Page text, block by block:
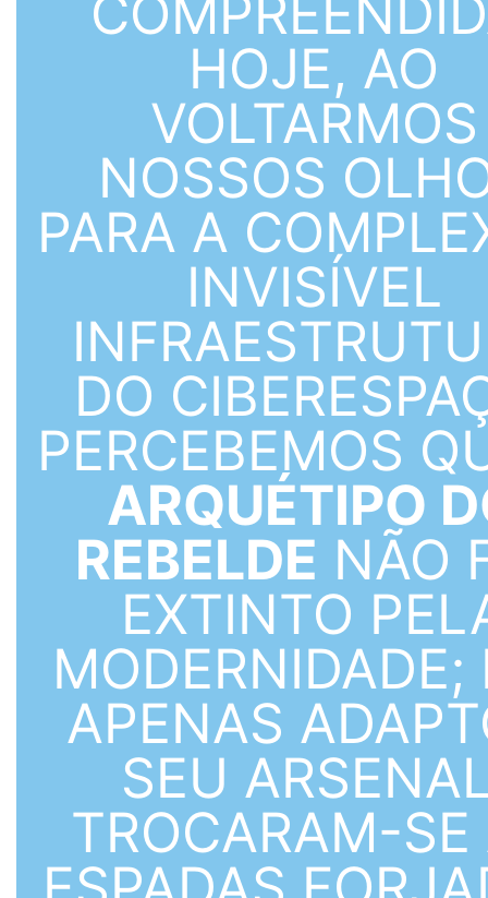
HOJE, AO
VOLTARMOS
NOSSOS
PARA A
INVISÍVEL
DO
PERCEBEMOS
ARQUÉTIPO
REBELDE NÃO
EXTINTO
MODERNIDADE;
APENAS
SEU
TROCARAM-SE